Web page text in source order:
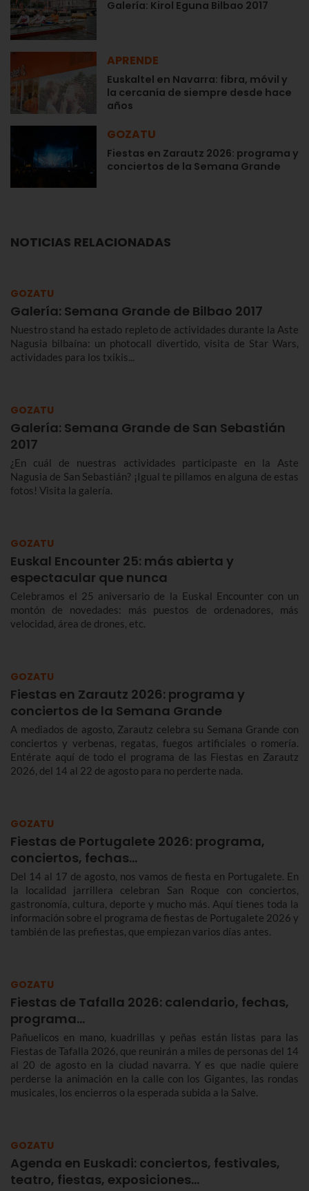
Galería: Kirol Eguna Bilbao 2017
APRENDE
Euskaltel en Navarra: fibra, móvil y
la cercanía de siempre desde hace
años
GOZATU
Fiestas en Zarautz 2026: programa y
conciertos de la Semana Grande
NOTICIAS RELACIONADAS
GOZATU
Galería: Semana Grande de Bilbao 2017
Nuestro stand ha estado repleto de actividades durante la Aste
Nagusia bilbaína: un photocall divertido, visita de Star Wars,
actividades para los txikis...
GOZATU
Galería: Semana Grande de San Sebastián
2017
¿En cuál de nuestras actividades participaste en la Aste
Nagusia de San Sebastián? ¡Igual te pillamos en alguna de estas
fotos! Visita la galería.
GOZATU
Euskal Encounter 25: más abierta y
espectacular que nunca
Celebramos el 25 aniversario de la Euskal Encounter con un
montón de novedades: más puestos de ordenadores, más
velocidad, área de drones, etc.
GOZATU
Fiestas en Zarautz 2026: programa y
conciertos de la Semana Grande
A mediados de agosto, Zarautz celebra su Semana Grande con
conciertos y verbenas, regatas, fuegos artificiales o romería.
Entérate aquí de todo el programa de las Fiestas en Zarautz
2026, del 14 al 22 de agosto para no perderte nada.
GOZATU
Fiestas de Portugalete 2026: programa,
conciertos, fechas…
Del 14 al 17 de agosto, nos vamos de fiesta en Portugalete. En
la localidad jarrillera celebran San Roque con conciertos,
gastronomía, cultura, deporte y mucho más. Aquí tienes toda la
información sobre el programa de fiestas de Portugalete 2026 y
también de las prefiestas, que empiezan varios días antes.
GOZATU
Fiestas de Tafalla 2026: calendario, fechas,
programa…
Pañuelicos en mano, kuadrillas y peñas están listas para las
Fiestas de Tafalla 2026, que reunirán a miles de personas del 14
al 20 de agosto en la ciudad navarra. Y es que nadie quiere
perderse la animación en la calle con los Gigantes, las rondas
musicales, los encierros o la esperada subida a la Salve.
GOZATU
Agenda en Euskadi: conciertos, festivales,
teatro, fiestas, exposiciones…